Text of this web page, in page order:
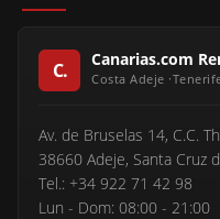
Canarias.com
Av. de Bruselas 14, C.C.
38660 Adeje, Santa Cruz
Tel.: +34 922 71 42 98
Lun - Dom: 08:00 - 21:00